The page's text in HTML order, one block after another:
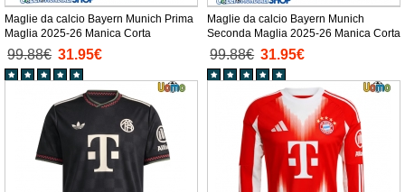
Maglie da calcio Bayern Munich Prima
Maglia 2025-26 Manica Corta
99.88€ 31.95€
Maglie da calcio Bayern Munich
Seconda Maglia 2025-26 Manica Corta
99.88€ 31.95€